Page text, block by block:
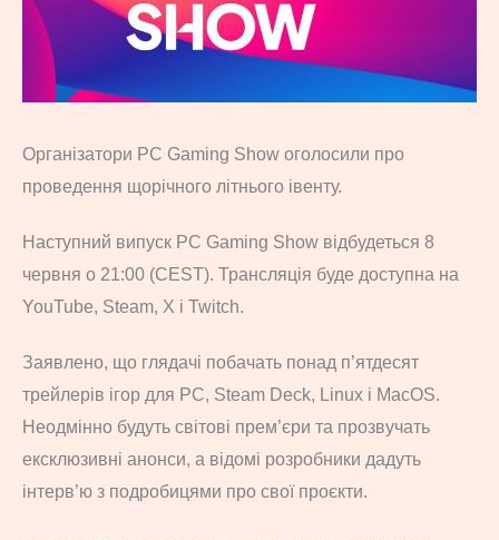
Організатори PC Gaming Show оголосили про
проведення щорічного літнього івенту.
Наступний випуск PC Gaming Show відбудеться 8
червня о 21:00 (CEST). Трансляція буде доступна на
YouTube, Steam, X і Twitch.
Заявлено, що глядачі побачать понад п’ятдесят
трейлерів ігор для PC, Steam Deck, Linux і MacOS.
Неодмінно будуть світові прем’єри та прозвучать
ексклюзивні анонси, а відомі розробники дадуть
інтерв’ю з подробицями про свої проєкти.